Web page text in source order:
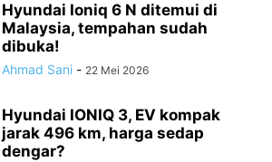
Hyundai Ioniq 6 N ditemui di
Malaysia, tempahan sudah
dibuka!
Ahmad Sani - 22 Mei 2026
Hyundai IONIQ 3, EV kompak
jarak 496 km, harga sedap
dengar?